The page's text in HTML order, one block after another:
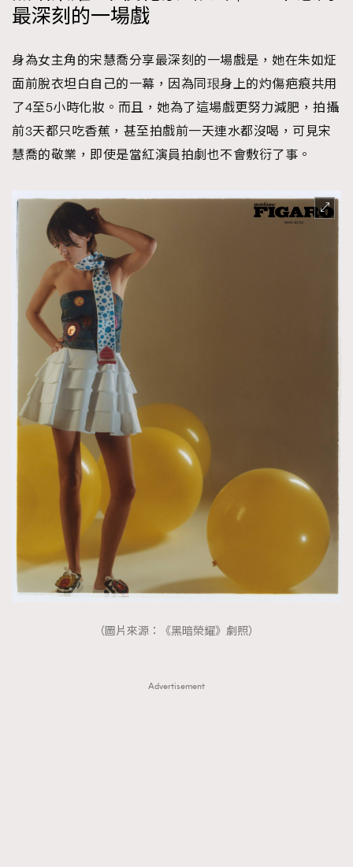
最深刻的一場戲
身為女主角的宋慧喬分享最深刻的一場戲是，她在朱如炡
面前脫衣坦白自己的一幕，因為同珢身上的灼傷疤痕共用
了4至5小時化妝。而且，她為了這場戲更努力減肥，拍攝
前3天都只吃香蕉，甚至拍戲前一天連水都沒喝，可見宋
慧喬的敬業，即使是當紅演員拍劇也不會敷衍了事。
（圖片來源：《黑暗榮耀》劇照）
Advertisement